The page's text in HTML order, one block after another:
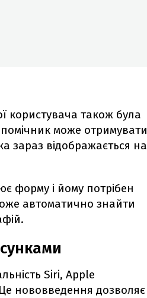
користувача також була
може отримувати
зараз відображається на
форму і йому потрібен
автоматично знайти
Siri, Apple
нововведення дозволяє